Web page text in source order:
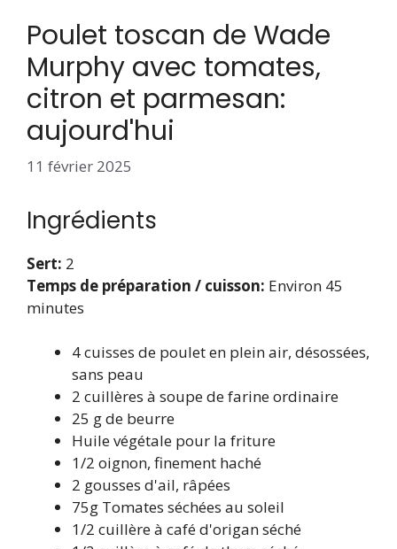
Poulet toscan de Wade
Murphy avec tomates,
citron et parmesan:
aujourd'hui
11 février 2025
Ingrédients
Sert: 2
Temps de préparation / cuisson: Environ 45
minutes
4 cuisses de poulet en plein air, désossées,
sans peau
2 cuillères à soupe de farine ordinaire
25 g de beurre
Huile végétale pour la friture
1/2 oignon, finement haché
2 gousses d'ail, râpées
75g Tomates séchées au soleil
1/2 cuillère à café d'origan séché